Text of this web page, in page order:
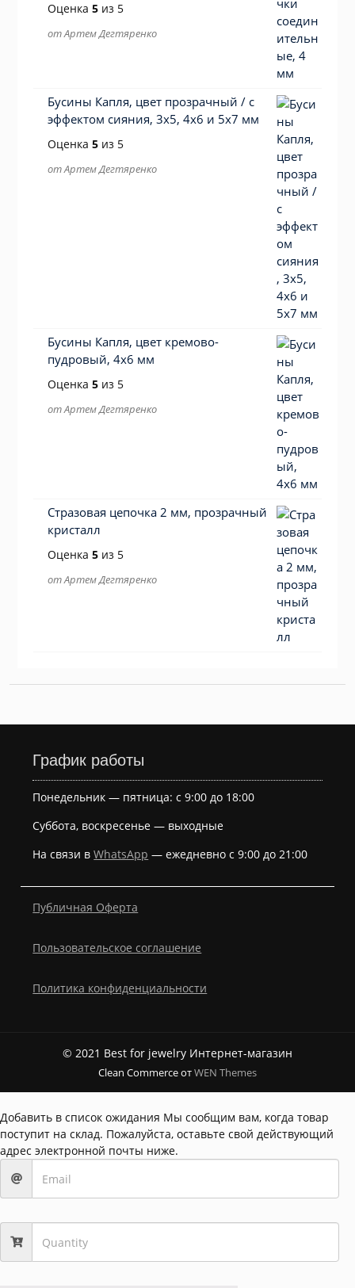
Оценка 5из 5
от Артем Дегтяренко
Бусины Капля, цвет прозрачный / с
эффектом сияния, 3х5, 4х6 и 5х7 мм
Оценка 5из 5
от Артем Дегтяренко
Бусины Капля, цвет кремово-
пудровый, 4х6 мм
Оценка 5из 5
от Артем Дегтяренко
Стразовая цепочка 2 мм, прозрачный
кристалл
Оценка 5из 5
от Артем Дегтяренко
График работы
Понедельник — пятница: с 9:00 до 18:00
Суббота, воскресенье — выходные
На связи вWhatsApp — ежедневно с 9:00 до 21:00
Публичная Оферта
Пользовательское соглашение
Политика конфиденциальности
© 2021 Best for jewelry Интернет-магазин
Clean Commerce отWEN Themes
Добавить в список ожидания Мы сообщим вам, когда товар
поступит на склад. Пожалуйста, оставьте свой действующий
адрес электронной почты ниже.